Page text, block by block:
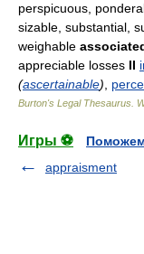
perspicuous,
sizable, substantial,
weighable
appreciable losses II
(ascertainable)
Burton's Legal Thesaurus.
Игры ⚽
appraisment